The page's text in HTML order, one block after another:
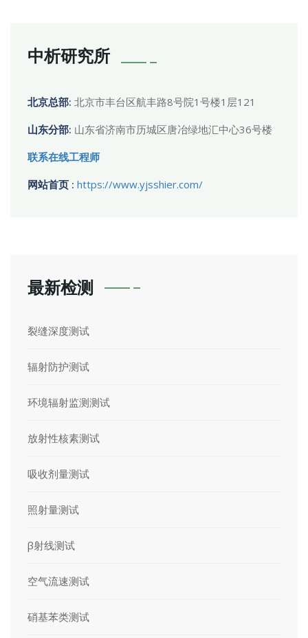
中析研究所
北京总部: 北京市丰台区航丰路8号院1号楼1层121
山东分部: 山东省济南市历城区唐冶绿地汇中心36号楼
联系在线工程师
网站首页 : https://www.yjsshier.com/
最新检测
裂缝深度测试
辐射防护测试
环境辐射监测测试
放射性核素测试
吸收剂量测试
照射量测试
β射线测试
空气流速测试
硝基苯类测试